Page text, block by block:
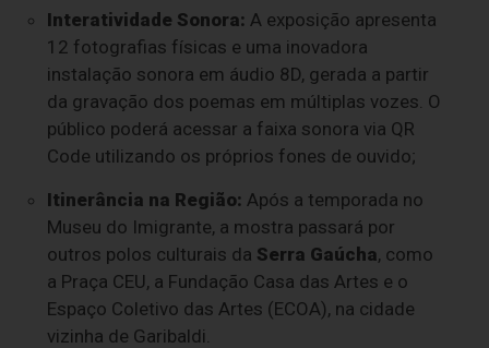
Interatividade Sonora: A exposição apresenta
12 fotografias físicas e uma inovadora
instalação sonora em áudio 8D, gerada a partir
da gravação dos poemas em múltiplas vozes. O
público poderá acessar a faixa sonora via QR
Code utilizando os próprios fones de ouvido;
Itinerância na Região: Após a temporada no
Museu do Imigrante, a mostra passará por
outros polos culturais da Serra Gaúcha, como
a Praça CEU, a Fundação Casa das Artes e o
Espaço Coletivo das Artes (ECOA), na cidade
vizinha de Garibaldi.